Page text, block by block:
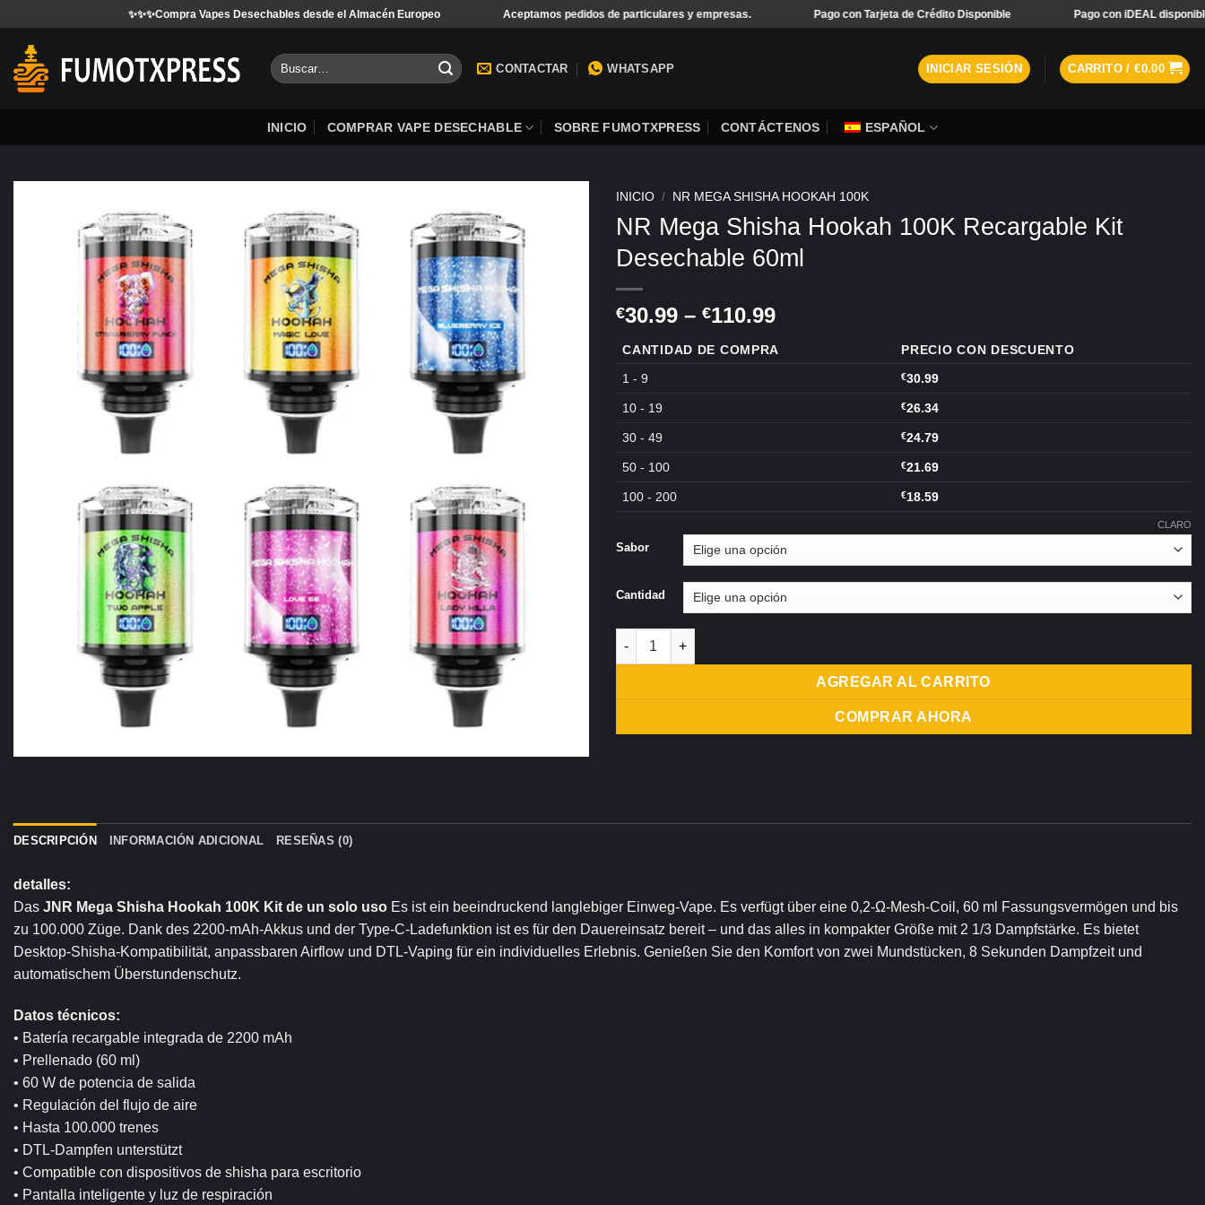
al
contenido
✨✨✨Compra Vapes Desechables desde el Almacén Europeo Aceptamos pedidos de particulares y empresas. Pago con Tarjeta de Crédito Disponible Pago con iDEAL disponible
Buscar
CONTACTAR WHATSAPP INICIAR SESIÓN CARRITO /€0.00
INICIO COMPRAR VAPE DESECHABLE SOBRE FUMOTXPRESS CONTÁCTENOS ESPAÑOL
INICIO / NR MEGA SHISHA HOOKAH 100K
NR Mega Shisha Hookah 100K Recargable Kit
Desechable 60ml
€30.99 – €110.99Rango
precios:
CANTIDAD DE COMPRA
PRECIO CON DESCUENTO
1 - 9
€30.99
10 - 19 €26.34
30 - 49 €24.79
50 - 100 €21.69
100 - 200 €18.59
Sabor
Cantidad
CLARO
NR Mega Shisha Hookah 100K Recargable Kit Desechable 60ml cantidad
AGREGAR AL CARRITO
COMPRAR AHORA
DESCRIPCIÓN INFORMACIÓN ADICIONAL RESEÑAS (0)
detalles:
Das JNR Mega Shisha Hookah 100K Kit de un solo uso Es ist ein beeindruckend langlebiger Einweg-Vape. Es verfügt über eine 0,2-Ω-Mesh-Coil, 60 ml Fassungsvermögen und bis
zu 100.000 Züge. Dank des 2200-mAh-Akkus und der Type-C-Ladefunktion ist es für den Dauereinsatz bereit – und das alles in kompakter Größe mit 2 1/3 Dampfstärke. Es bietet
Desktop-Shisha-Kompatibilität, anpassbaren Airflow und DTL-Vaping für ein individuelles Erlebnis. Genießen Sie den Komfort von zwei Mundstücken, 8 Sekunden Dampfzeit und
automatischem Überstundenschutz.
Datos técnicos:
• Batería recargable integrada de 2200 mAh
• Prellenado (60 ml)
• 60 W de potencia de salida
• Regulación del flujo de aire
• Hasta 100.000 trenes
• DTL-Dampfen unterstützt
• Compatible con dispositivos de shisha para escritorio
• Pantalla inteligente y luz de respiración